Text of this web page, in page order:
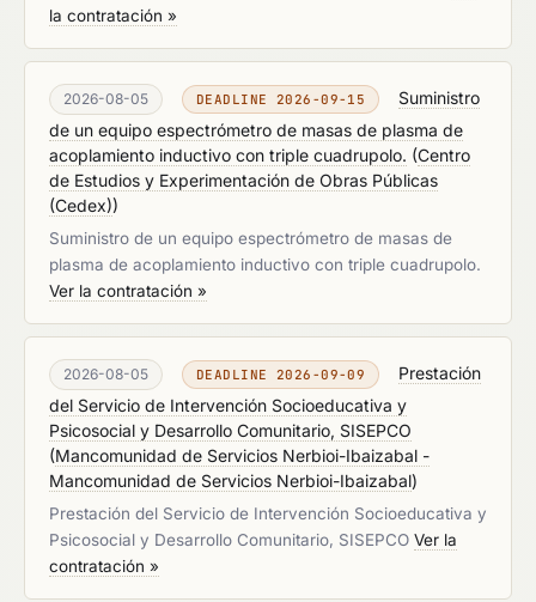
la contratación »
2026-08-05 DEADLINE 2026-09-15
Suministro
de un equipo espectrómetro de masas de plasma de
acoplamiento inductivo con triple cuadrupolo. (Centro
de Estudios y Experimentación de Obras Públicas
(Cedex))
Suministro de un equipo espectrómetro de masas de
plasma de acoplamiento inductivo con triple cuadrupolo.
Ver la contratación »
2026-08-05 DEADLINE 2026-09-09
Prestación
del Servicio de Intervención Socioeducativa y
Psicosocial y Desarrollo Comunitario, SISEPCO
(Mancomunidad de Servicios Nerbioi-Ibaizabal -
Mancomunidad de Servicios Nerbioi-Ibaizabal)
Prestación del Servicio de Intervención Socioeducativa y
Psicosocial y Desarrollo Comunitario, SISEPCO Ver la
contratación »